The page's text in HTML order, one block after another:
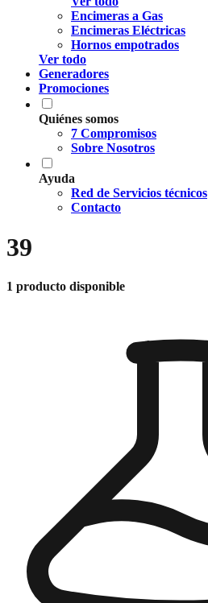
Encimeras a Gas
Encimeras Eléctricas
Hornos empotrados
Ver todo
Generadores
Promociones
Quiénes somos
7 Compromisos
Sobre Nosotros
Ayuda
Red de Servicios técnicos
Contacto
39
1 producto disponible